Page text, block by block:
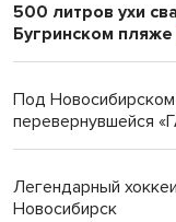
500 литров ухи
Бугринском пляже
Под
перевернувшейся
Легендарный
Новосибирск